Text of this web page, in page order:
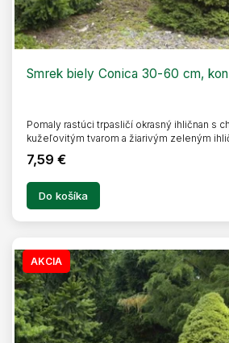
Smrek biely Conica 30-60 cm,
7,59 €
Do košíka
Pomaly rastúci trpasličí okrasný ihličnan s
kužeľovitým tvarom a žiarivým zeleným
AKCIA